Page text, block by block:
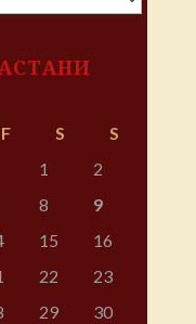
F S
S
1
2
8
9
15
16
22
23
29
30